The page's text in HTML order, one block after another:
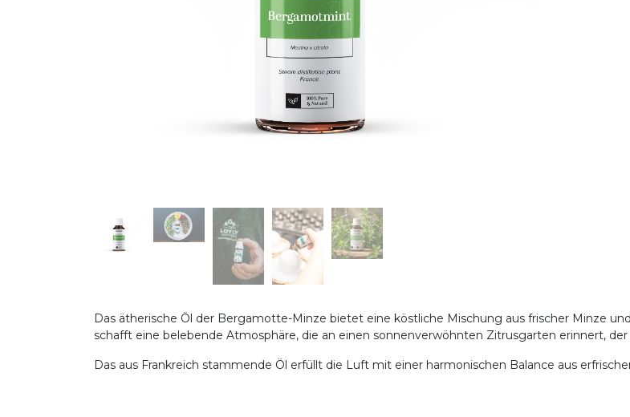
Das ätherische Öl der Bergamotte-Minze bietet eine köstliche Mischung aus frischer Minze
schafft eine belebende Atmosphäre, die an einen sonnenverwöhnten Zitrusgarten erinnert,
Das aus Frankreich stammende Öl erfüllt die Luft mit einer harmonischen Balance aus